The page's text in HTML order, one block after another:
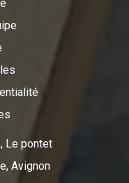
Le pontet
Avignon